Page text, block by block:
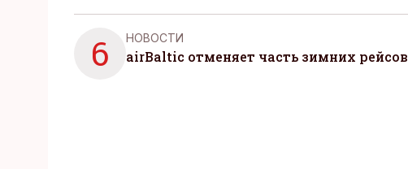
6 НОВОСТИ
airBaltic отменяет часть зимних рейсов